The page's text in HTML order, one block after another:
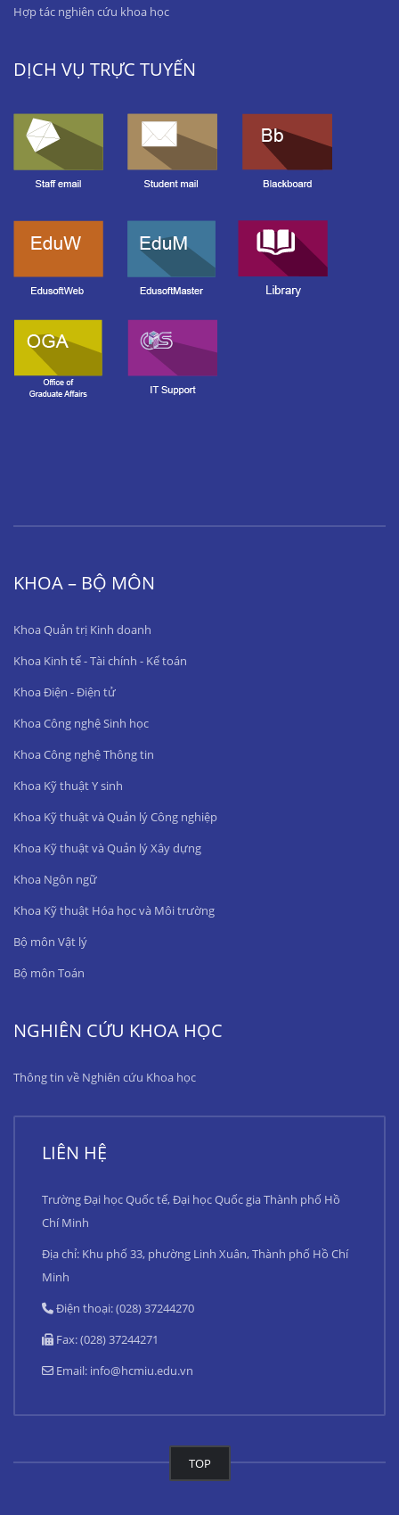
Hợp tác nghiên cứu khoa học
DỊCH VỤ TRỰC TUYẾN
KHOA – BỘ MÔN
Khoa Quản trị Kinh doanh
Khoa Kinh tế - Tài chính - Kế toán
Khoa Điện - Điện tử
Khoa Công nghệ Sinh học
Khoa Công nghệ Thông tin
Khoa Kỹ thuật Y sinh
Khoa Kỹ thuật và Quản lý Công nghiệp
Khoa Kỹ thuật và Quản lý Xây dựng
Khoa Ngôn ngữ
Khoa Kỹ thuật Hóa học và Môi trường
Bộ môn Vật lý
Bộ môn Toán
NGHIÊN CỨU KHOA HỌC
Thông tin về Nghiên cứu Khoa học
LIÊN HỆ
Trường Đại học Quốc tế, Đại học Quốc gia Thành phố Hồ
Chí Minh
Địa chỉ: Khu phố 33, phường Linh Xuân, Thành phố Hồ Chí
Minh
Điện thoại: (028) 37244270
Fax: (028) 37244271
Email: info@hcmiu.edu.vn
TOP